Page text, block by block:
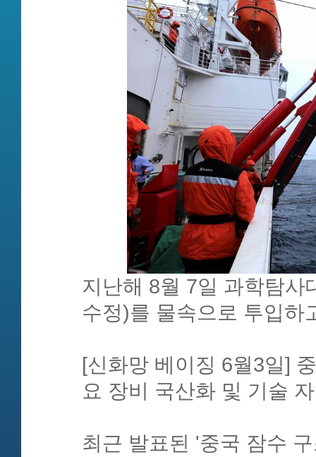
지난해 8월 7일 과학탐사
수정)를 물속으로 투입하
[신화망 베이징 6월3일]
요 장비 국산화 및 기술
최근 발표된 '중국 잠수